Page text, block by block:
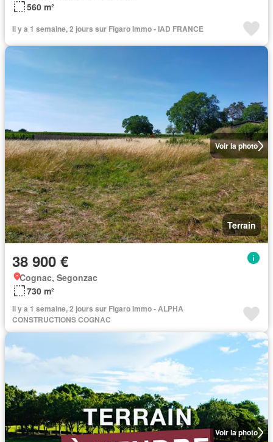
560 m²
Il y a 1 semaine, 2 jours sur Figaro Immo - IAD FRANCE
Voir la photo
Terrain
38 900 €
Cognac, Segonzac
730 m²
Il y a 1 semaine, 2 jours sur Figaro Immo - ALPHA
CONSTRUCTIONS COGNAC
Voir la photo